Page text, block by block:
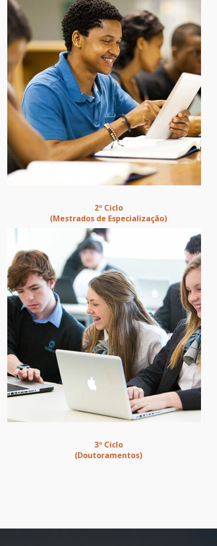
2º Ciclo
(Mestrados de Especialização)
3º Ciclo
(Doutoramentos)